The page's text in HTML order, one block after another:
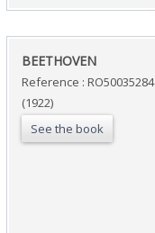
‎BEETHOVEN‎
Reference : RO50035284
(1922)
See the book